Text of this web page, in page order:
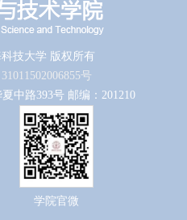
技大学 版权所有
号
中路393号 邮编：201210
学院官微